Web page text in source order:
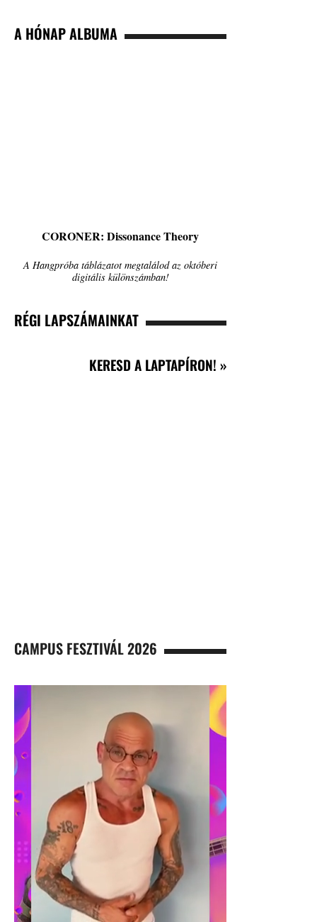
A HÓNAP ALBUMA
CORONER: Dissonance Theory
A Hangpróba táblázatot megtalálod az októberi
digitális különszámban!
RÉGI LAPSZÁMAINKAT
KERESD A LAPTAPÍRON! »
CAMPUS FESZTIVÁL 2026